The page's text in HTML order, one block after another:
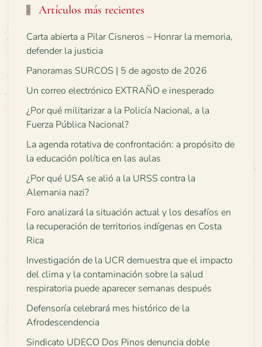
Artículos más recientes
Carta abierta a Pilar Cisneros – Honrar la memoria,
defender la justicia
Panoramas SURCOS | 5 de agosto de 2026
Un correo electrónico EXTRAÑO e inesperado
¿Por qué militarizar a la Policía Nacional, a la
Fuerza Pública Nacional?
La agenda rotativa de confrontación: a propósito de
la educación política en las aulas
¿Por qué USA se alió a la URSS contra la
Alemania nazi?
Foro analizará la situación actual y los desafíos en
la recuperación de territorios indígenas en Costa
Rica
Investigación de la UCR demuestra que el impacto
del clima y la contaminación sobre la salud
respiratoria puede aparecer semanas después
Defensoría celebrará mes histórico de la
Afrodescendencia
Sindicato UDECO Dos Pinos denuncia doble